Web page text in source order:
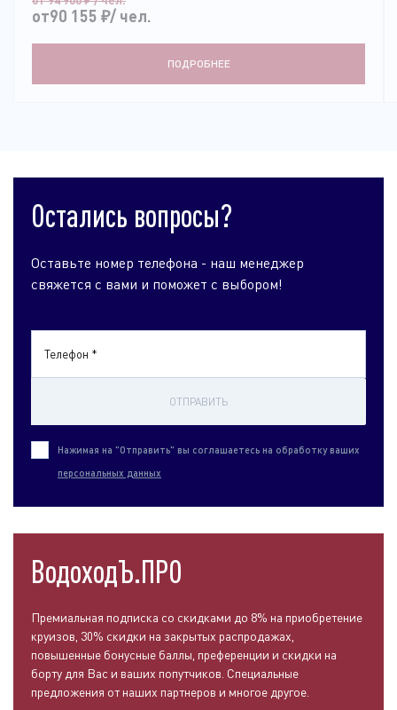
от90 155 ₽/ чел.
ПОДРОБНЕЕ
Остались вопросы?
Оставьте номер телефона - наш менеджер
свяжется с вами и поможет с выбором!
Телефон *
ОТПРАВИТЬ
Нажимая на "Отправить" вы соглашаетесь на обработку ваших
персональных данных
ВодоходЪ.ПРО
Премиальная подписка со скидками до 8% на приобретение
круизов, 30% скидки на закрытых распродажах,
повышенные бонусные баллы, преференции и скидки на
борту для Вас и ваших попутчиков. Специальные
предложения от наших партнеров и многое другое.